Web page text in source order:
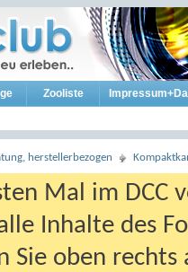
Zooliste
herstellerbezogen
Mal im DCC
Inhalte des
Sie oben